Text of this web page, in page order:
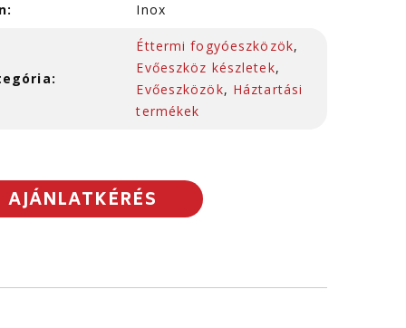
Inox
Éttermi fogyóeszközök,
Evőeszköz készletek,
Evőeszközök, Háztartási
termékek
AJÁNLATKÉRÉS